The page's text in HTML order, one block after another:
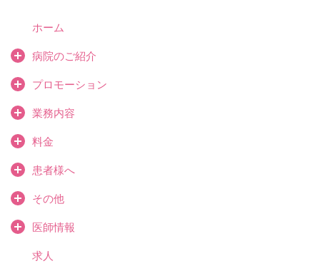
ホーム
病院のご紹介
プロモーション
業務内容
料金
患者様へ
その他
医師情報
求人